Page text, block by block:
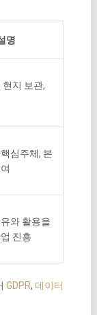
명
현지 보관,
심주체, 본
와 활용을
진흥
GDPR, 데이터